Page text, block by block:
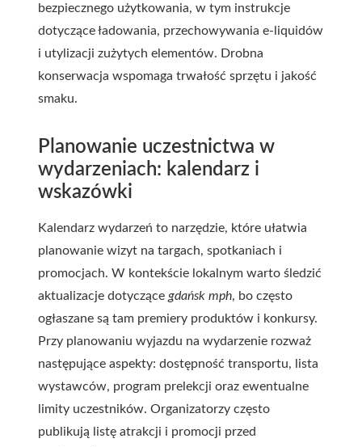
bezpiecznego użytkowania, w tym instrukcje
dotyczące ładowania, przechowywania e-liquidów
i utylizacji zużytych elementów. Drobna
konserwacja wspomaga trwałość sprzętu i jakość
smaku.
Planowanie uczestnictwa w
wydarzeniach: kalendarz i
wskazówki
Kalendarz wydarzeń to narzędzie, które ułatwia
planowanie wizyt na targach, spotkaniach i
promocjach. W kontekście lokalnym warto śledzić
aktualizacje dotyczące gdańsk mph, bo często
ogłaszane są tam premiery produktów i konkursy.
Przy planowaniu wyjazdu na wydarzenie rozważ
następujące aspekty: dostępność transportu, lista
wystawców, program prelekcji oraz ewentualne
limity uczestników. Organizatorzy często
publikują listę atrakcji i promocji przed